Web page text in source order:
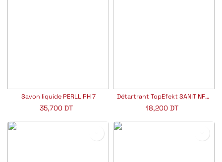
Savon liquide PERLL PH 7
35,700 DT
Détartrant TopEfekt SANIT NF PH 1
18,200DT